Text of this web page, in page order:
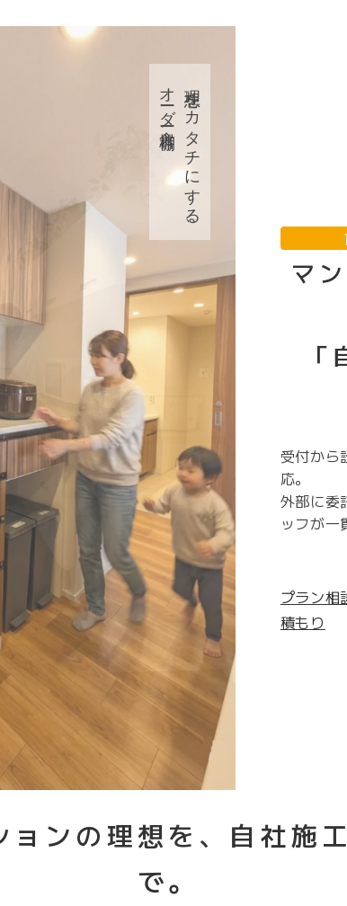
理想をカタチにする、
オーダー食器棚
マ
受付から
応。
外部に委
ッフが一
プラン相
積もり
ンの理想を、 自社施
で。